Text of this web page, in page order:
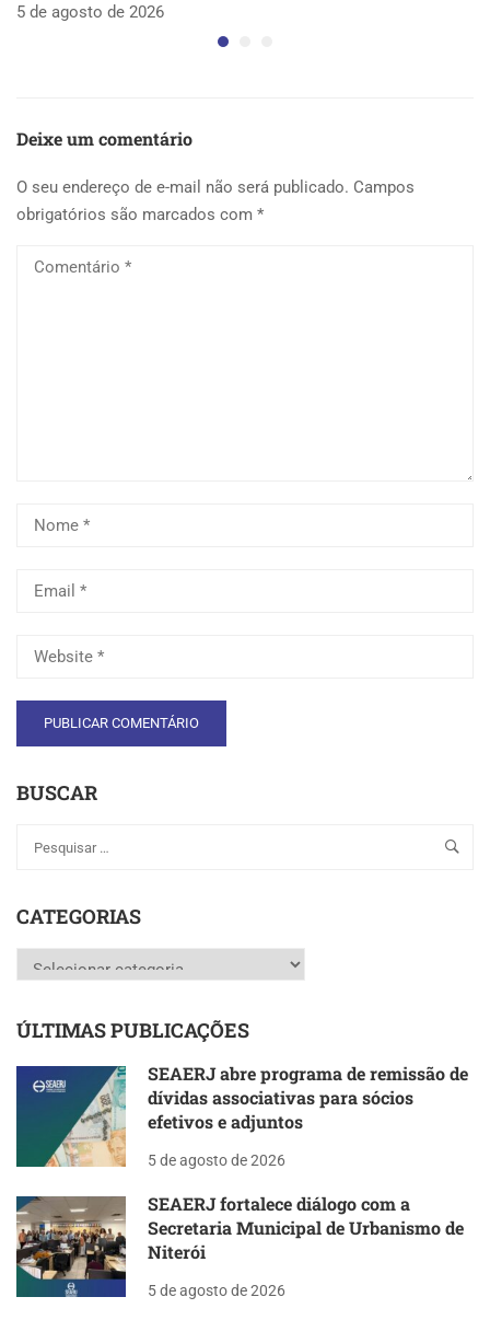
5 de agosto de 2026
Deixe um comentário
O seu endereço de e-mail não será publicado. Campos
obrigatórios são marcados com *
BUSCAR
CATEGORIAS
Categorias
ÚLTIMAS PUBLICAÇÕES
SEAERJ abre programa de remissão de
dívidas associativas para sócios
efetivos e adjuntos
5 de agosto de 2026
SEAERJ fortalece diálogo com a
Secretaria Municipal de Urbanismo de
Niterói
5 de agosto de 2026